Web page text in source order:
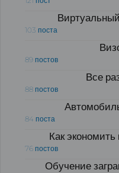
103 поста
89 постов
Все
88 постов
84 поста
Как экономить
76 постов
Обучение